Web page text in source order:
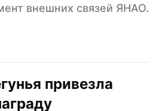
внешних связей ЯНАО.
привезла